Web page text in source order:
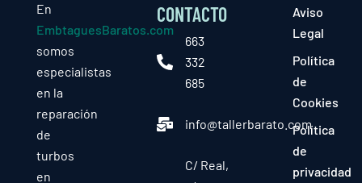
En
EmbtaguesBaratos.com
somos
especialistas
en la
reparación
de
turbos
en
CONTACTO
663
332
685
info@tallerbarato.com
C/ Real,
Aviso
Legal
Política
de
Cookies
Política
de
privacidad